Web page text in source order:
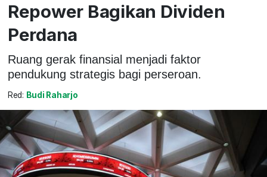
Repower Bagikan Dividen
Perdana
Ruang gerak finansial menjadi faktor
pendukung strategis bagi perseroan.
Red: Budi Raharjo